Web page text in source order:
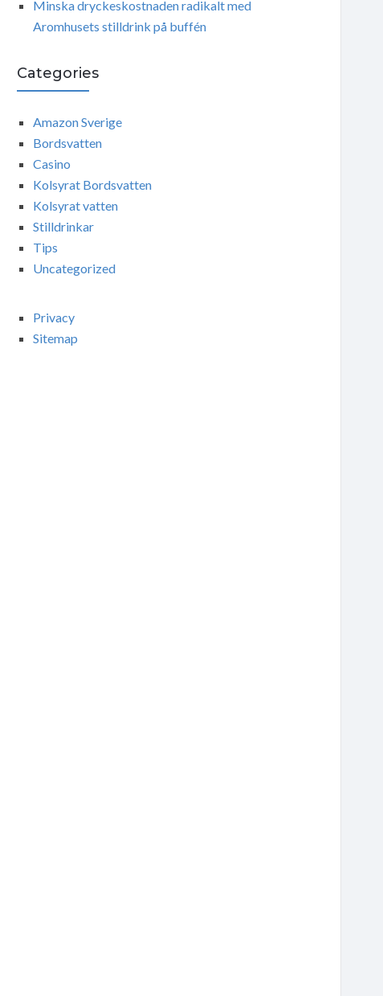
Minska dryckeskostnaden radikalt med
Aromhusets stilldrink på buffén
Categories
Amazon Sverige
Bordsvatten
Casino
Kolsyrat Bordsvatten
Kolsyrat vatten
Stilldrinkar
Tips
Uncategorized
Privacy
Sitemap